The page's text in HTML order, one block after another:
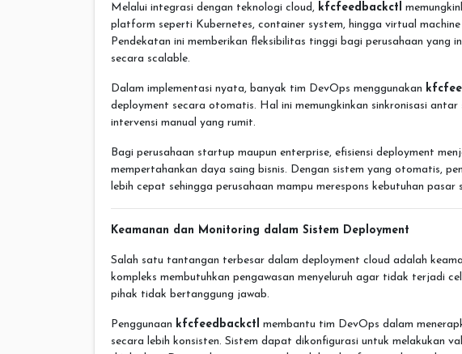
Melalui integrasi dengan teknologi cloud, kfcfeedbackctl
platform seperti Kubernetes, container system, hingga virtual
Pendekatan ini memberikan fleksibilitas tinggi bagi perusahaan yang
secara scalable.
Dalam implementasi nyata, banyak tim DevOps menggunakan
deployment secara otomatis. Hal ini memungkinkan sinkronisasi
intervensi manual yang rumit.
Bagi perusahaan startup maupun enterprise, efisiensi deployment
mempertahankan daya saing bisnis. Dengan sistem yang otomatis,
lebih cepat sehingga perusahaan mampu merespons kebutuhan pasar
Keamanan dan Monitoring dalam Sistem Deployment
Salah satu tantangan terbesar dalam deployment cloud adalah
kompleks membutuhkan pengawasan menyeluruh agar tidak terjadi
pihak tidak bertanggung jawab.
Penggunaan kfcfeedbackctl membantu tim DevOps dalam
secara lebih konsisten. Sistem dapat dikonfigurasi untuk melakukan